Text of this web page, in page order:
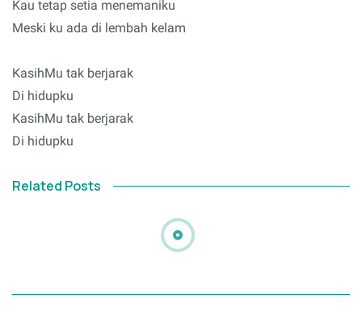
Kau tetap setia menemaniku
Meski ku ada di lembah kelam
KasihMu tak berjarak
Di hidupku
KasihMu tak berjarak
Di hidupku
Related Posts